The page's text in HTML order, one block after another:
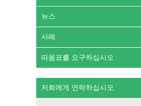
뉴스
사례
따옴표를 요구하십시오
저희에게 연락하십시오